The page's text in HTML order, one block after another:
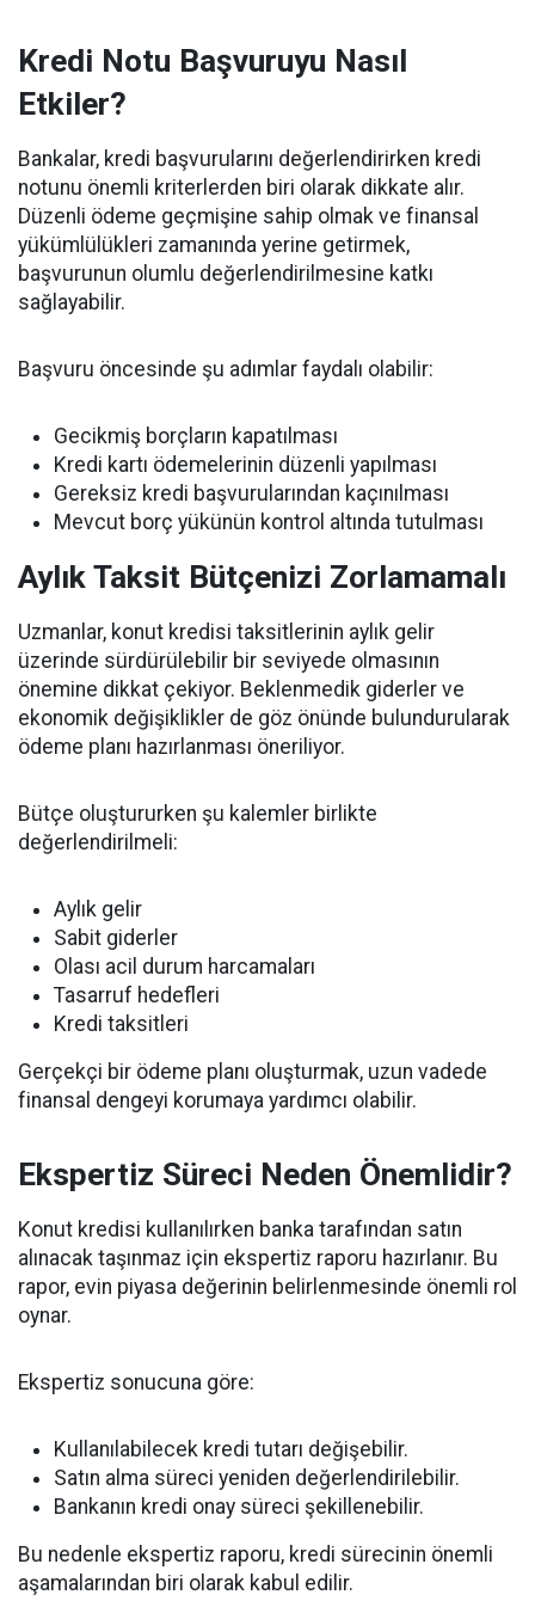
Kredi Notu Başvuruyu Nasıl
Etkiler?
Bankalar, kredi başvurularını değerlendirirken kredi
notunu önemli kriterlerden biri olarak dikkate alır.
Düzenli ödeme geçmişine sahip olmak ve finansal
yükümlülükleri zamanında yerine getirmek,
başvurunun olumlu değerlendirilmesine katkı
sağlayabilir.
Başvuru öncesinde şu adımlar faydalı olabilir:
Gecikmiş borçların kapatılması
Kredi kartı ödemelerinin düzenli yapılması
Gereksiz kredi başvurularından kaçınılması
Mevcut borç yükünün kontrol altında tutulması
Aylık Taksit Bütçenizi Zorlamamalı
Uzmanlar, konut kredisi taksitlerinin aylık gelir
üzerinde sürdürülebilir bir seviyede olmasının
önemine dikkat çekiyor. Beklenmedik giderler ve
ekonomik değişiklikler de göz önünde bulundurularak
ödeme planı hazırlanması öneriliyor.
Bütçe oluştururken şu kalemler birlikte
değerlendirilmeli:
Aylık gelir
Sabit giderler
Olası acil durum harcamaları
Tasarruf hedefleri
Kredi taksitleri
Gerçekçi bir ödeme planı oluşturmak, uzun vadede
finansal dengeyi korumaya yardımcı olabilir.
Ekspertiz Süreci Neden Önemlidir?
Konut kredisi kullanılırken banka tarafından satın
alınacak taşınmaz için ekspertiz raporu hazırlanır. Bu
rapor, evin piyasa değerinin belirlenmesinde önemli rol
oynar.
Ekspertiz sonucuna göre:
Kullanılabilecek kredi tutarı değişebilir.
Satın alma süreci yeniden değerlendirilebilir.
Bankanın kredi onay süreci şekillenebilir.
Bu nedenle ekspertiz raporu, kredi sürecinin önemli
aşamalarından biri olarak kabul edilir.